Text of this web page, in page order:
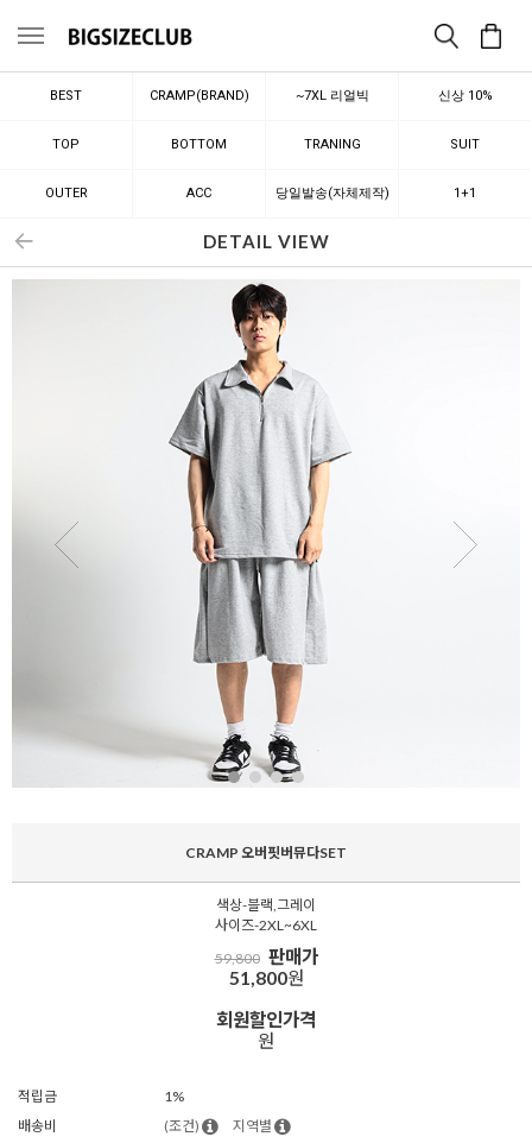
메뉴
BEST CRAMP(BRAND) ~7XL 리얼빅 신상 10%
TOP BOTTOM TRANING SUIT
OUTER ACC 당일발송(자체제작) 1+1
DETAIL VIEW
CRAMP 오버핏버뮤다SET
색상-블랙,그레이
사이즈-2XL~6XL
59,800 판매가
51,800원
회원할인가격
원
적립금
1%
배송비
(조건) 지역별